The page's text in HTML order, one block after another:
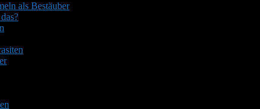
als Bestäuber